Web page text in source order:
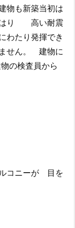
物も新築当初は
はり 高い耐震
わたり発揮でき
せん。 建物に
の検査員から
コニーが 目を